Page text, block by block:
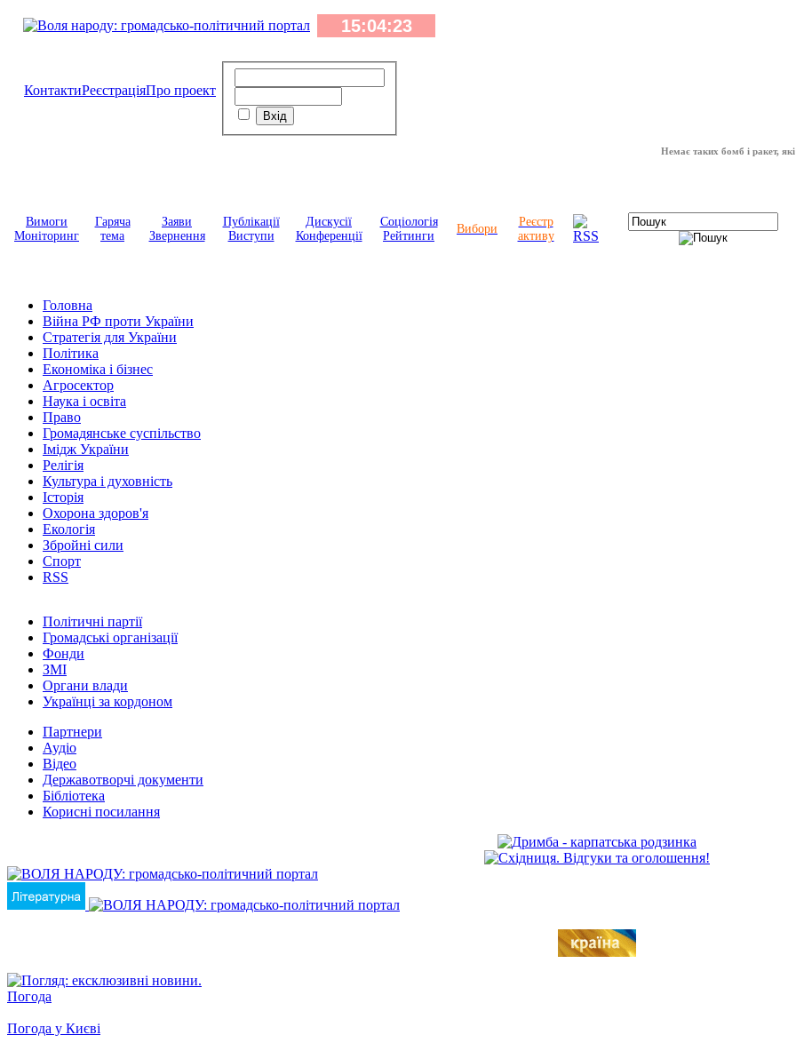
КонтактиРеєстраціяПро проект
Немає таких бомб і ракет, які
Вимоги
Моніторинг
Гаряча
тема
Заяви
Звернення
Публікації
Виступи
Дискусії
Конференції
Соціологія
Рейтинги
Вибори
Реєстр
активу
Головна
Війна РФ проти України
Стратегія для України
Політика
Економіка і бізнес
Агросектор
Наука і освіта
Право
Громадянське суспільство
Імідж України
Релігія
Культура і духовність
Історія
Охорона здоров'я
Екологія
Збройні сили
Спорт
RSS
Політичні партії
Громадські організації
Фонди
ЗМІ
Органи влади
Українці за кордоном
Партнери
Аудіо
Відео
Державотворчі документи
Бібліотека
Корисні посилання
Погода
Погода у Києві